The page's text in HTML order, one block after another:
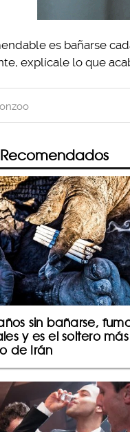
es bañarse
explícale lo que
sin bañarse,
y es el soltero más
de Irán